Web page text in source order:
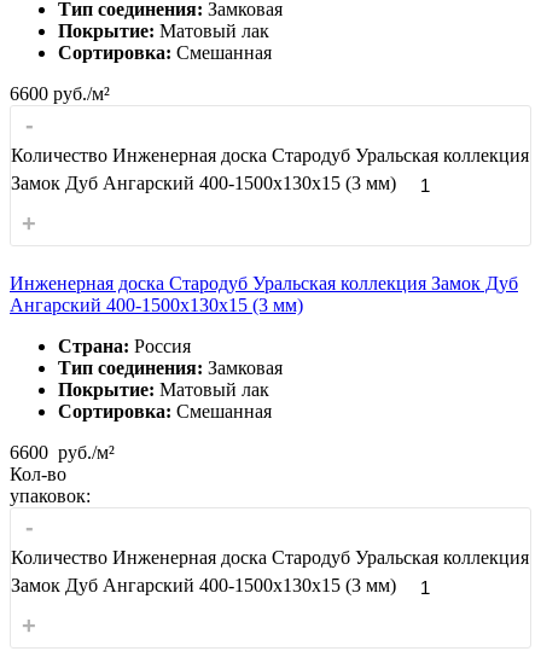
Тип соединения: Замковая
Покрытие: Матовый лак
Сортировка: Смешанная
6600 руб./м²
-
Количество Инженерная доска Стародуб Уральская коллекция
Замок Дуб Ангарский 400-1500x130x15 (3 мм)
+
Инженерная доска Стародуб Уральская коллекция Замок Дуб
Ангарский 400-1500x130x15 (3 мм)
Страна: Россия
Тип соединения: Замковая
Покрытие: Матовый лак
Сортировка: Смешанная
6600 руб./м²
Кол-во
упаковок:
-
Количество Инженерная доска Стародуб Уральская коллекция
Замок Дуб Ангарский 400-1500x130x15 (3 мм)
+